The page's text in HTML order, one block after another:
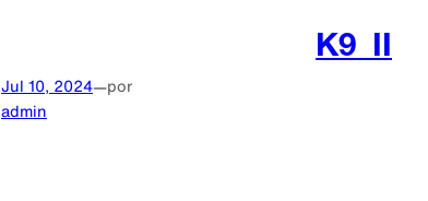
Jul 10, 2024—por
admin
K9_II